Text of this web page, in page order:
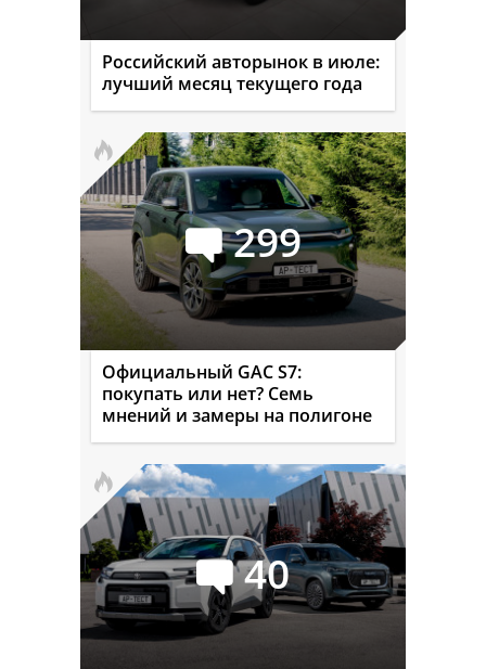
Российский авторынок в июле:
лучший месяц текущего года
299
Официальный GAC S7:
покупать или нет? Семь
мнений и замеры на полигоне
40